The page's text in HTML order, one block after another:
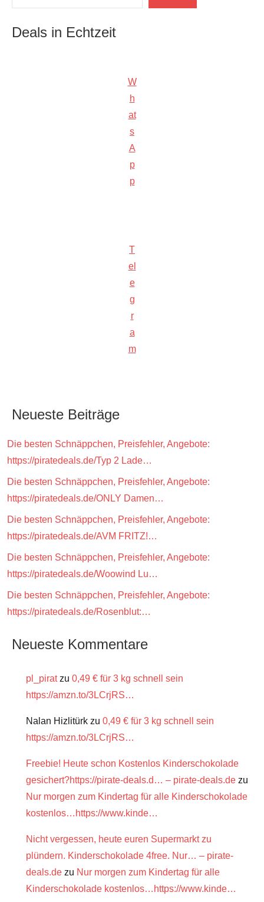
Deals in Echtzeit
W
h
at
s
A
p
p
T
el
e
g
r
a
m
Neueste Beiträge
Die besten Schnäppchen, Preisfehler, Angebote:
https://piratedeals.de/Typ 2 Lade…
Die besten Schnäppchen, Preisfehler, Angebote:
https://piratedeals.de/ONLY Damen…
Die besten Schnäppchen, Preisfehler, Angebote:
https://piratedeals.de/AVM FRITZ!…
Die besten Schnäppchen, Preisfehler, Angebote:
https://piratedeals.de/Woowind Lu…
Die besten Schnäppchen, Preisfehler, Angebote:
https://piratedeals.de/Rosenblut:…
Neueste Kommentare
pl_piratzu 0,49 € für 3 kg schnell sein
https://amzn.to/3LCrjRS…
Nalan Hizlitürk zu 0,49 € für 3 kg schnell sein
https://amzn.to/3LCrjRS…
Freebie! Heute schon Kostenlos Kinderschokolade
gesichert?https://pirate-deals.d… – pirate-deals.de zu
Nur morgen zum Kindertag für alle Kinderschokolade
kostenlos…https://www.kinde…
Nicht vergessen, heute euren Supermarkt zu
plündern. Kinderschokolade 4free. Nur… – pirate-
deals.de zu Nur morgen zum Kindertag für alle
Kinderschokolade kostenlos…https://www.kinde…